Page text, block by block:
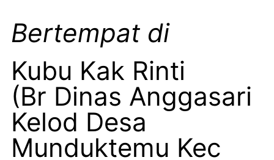
Bertempat di
Kubu Kak Rinti
(Br Dinas Anggasari
Kelod Desa
Munduktemu Kec